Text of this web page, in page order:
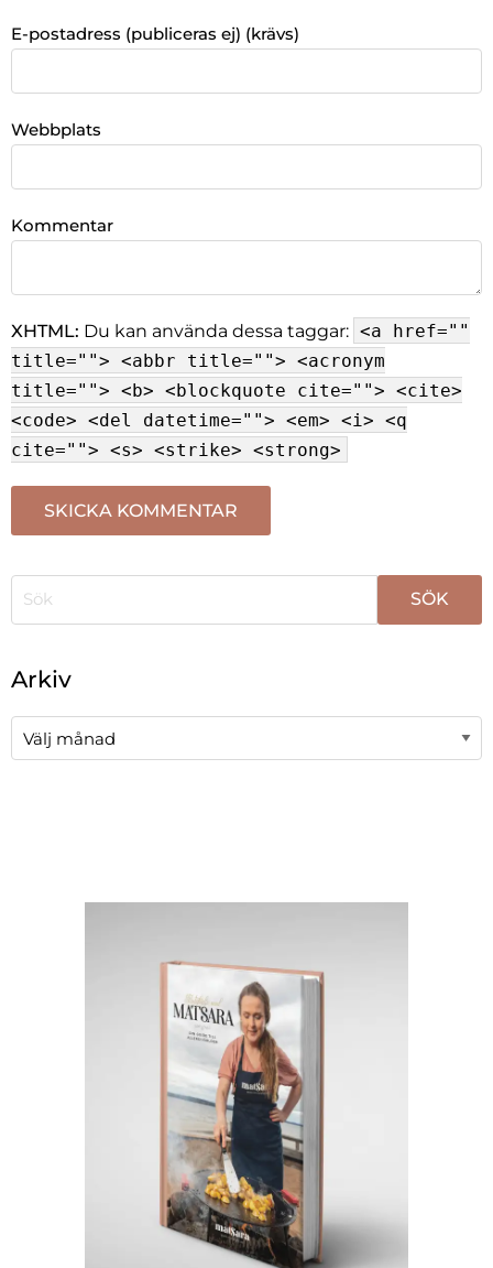
E-postadress (publiceras ej) (krävs)
Webbplats
Kommentar
XHTML: Du kan använda dessa taggar: <a href=""
title=""> <abbr title=""> <acronym
title=""> <b> <blockquote cite=""> <cite>
<code> <del datetime=""> <em> <i> <q
cite=""> <s> <strike> <strong>
Arkiv